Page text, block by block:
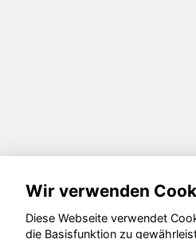
Wir verwenden
Diese Webseite verwendet
die Basisfunktion zu